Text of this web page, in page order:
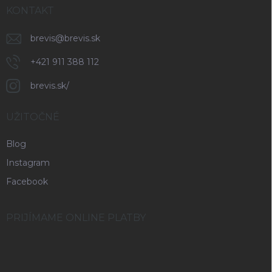
KONTAKT
brevis@brevis.sk
+421 911 388 112
brevis.sk/
UŽITOČNÉ
Blog
Instagram
Facebook
PRIJÍMAME ONLINE PLATBY